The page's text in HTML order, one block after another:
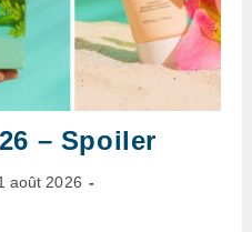
– Spoiler
août 2026